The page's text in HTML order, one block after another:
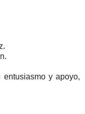
y apoyo,